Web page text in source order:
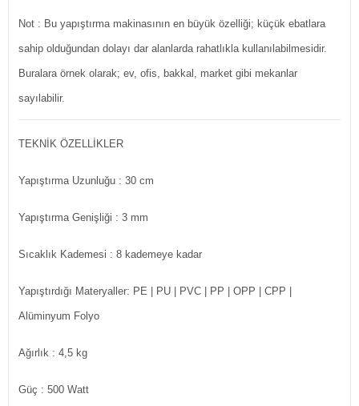
Not : Bu yapıştırma makinasının en büyük özelliği; küçük ebatlara
sahip olduğundan dolayı dar alanlarda rahatlıkla kullanılabilmesidir.
Buralara örnek olarak; ev, ofis, bakkal, market gibi mekanlar
sayılabilir.
TEKNİK ÖZELLİKLER
Yapıştırma Uzunluğu : 30 cm
Yapıştırma Genişliği : 3 mm
Sıcaklık Kademesi : 8 kademeye kadar
Yapıştırdığı Materyaller: PE | PU | PVC | PP | OPP | CPP |
Alüminyum Folyo
Ağırlık : 4,5 kg
Güç : 500 Watt